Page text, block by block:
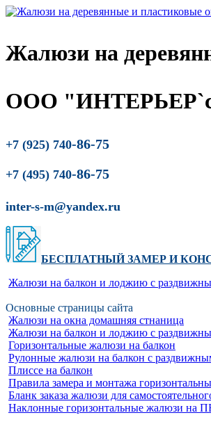
Жалюзи на
ООО
+7 (925) 740-86-75
+7 (495) 740-86-75
inter-s-m@yandex.ru
БЕСПЛАТНЫЙ ЗАМЕР И
Жалюзи на балкон и лоджию c
Основные страницы сайта
Жалюзи на окна домашняя стнаница
Жалюзи на балкон и лоджию c
Горизонтальные жалюзи на балкон
Рулонные жалюзи на балкон с
Плиссе на балкон
Правила замера и монтажа
Бланк заказа жалюзи для
Наклонные горизонтальные жалюзи на